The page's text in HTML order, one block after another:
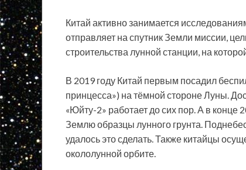
Китай активно занимается
отправляет на спутник Земли миссии,
строительства лунной станции, на
В 2019 году Китай первым посадил
принцесса») на тёмной стороне Луны.
«Юйту-2» работает до сих пор. А в конце
Землю образцы лунного грунта.
удалось это сделать. Также китайцы
окололунной орбите.